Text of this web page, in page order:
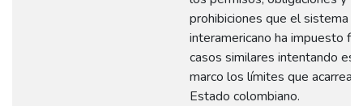
prohibiciones que el sistema
interamericano ha impuesto
casos similares intentando
marco los límites que acarrea
Estado colombiano.